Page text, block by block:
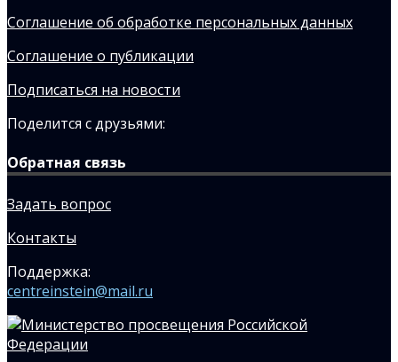
Соглашение об обработке персональных данных
Соглашение о публикации
Подписаться на новости
Поделится с друзьями:
Обратная связь
Задать вопрос
Контакты
Поддержка:
centreinstein@mail.ru